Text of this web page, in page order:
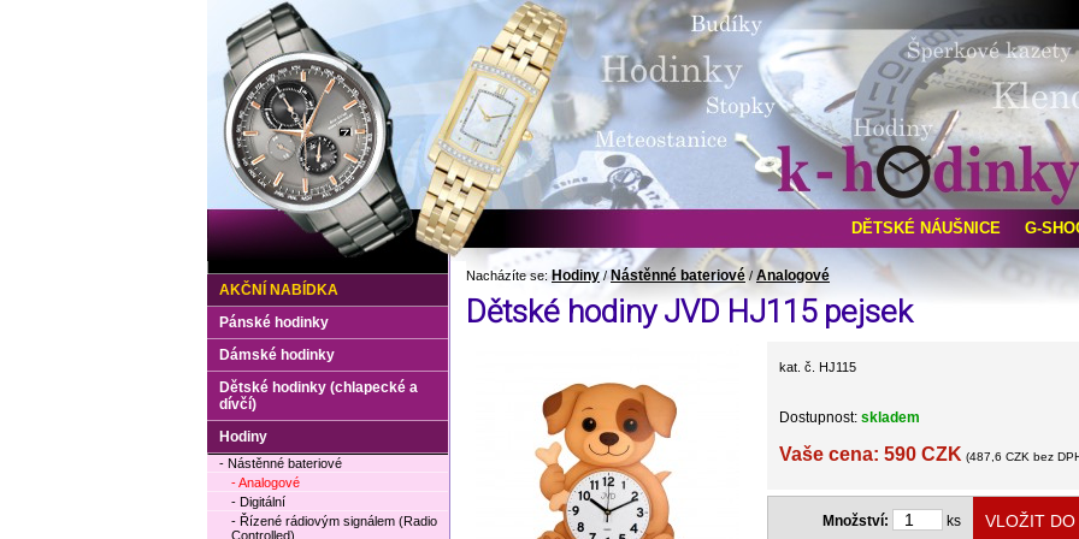
Nacházíte se: Hodiny / Nástěnné bateriové / Analogové
Dětské hodiny JVD HJ115 pejsek
kat. č. HJ115
Dostupnost: skladem
Vaše cena: 590 CZK (487,6 CZK bez
Množství: ks
AKČNÍ NABÍDKA
Pánské hodinky
Dámské hodinky
Dětské hodinky (chlapecké a
dívčí)
Hodiny
- Nástěnné bateriové
- Analogové
- Digitální
- Řízené rádiovým signálem (Radio
Controlled)
DĚTSKÉ NÁUŠNICE G-